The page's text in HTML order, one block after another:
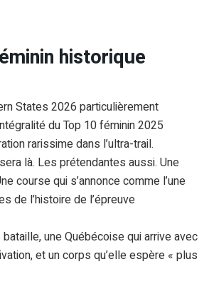
historique
States 2026 particulièrement
du Top 10 féminin 2025
rarissime dans l’ultra-trail.
là. Les prétendantes aussi. Une
course qui s’annonce comme l’une
de l’histoire de l’épreuve
une Québécoise qui arrive avec
et un corps qu’elle espère « plus